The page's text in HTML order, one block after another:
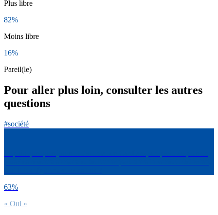
Plus libre
82%
Moins libre
16%
Pareil(le)
Pour aller plus loin, consulter les autres
questions
#société
63%
« Oui »